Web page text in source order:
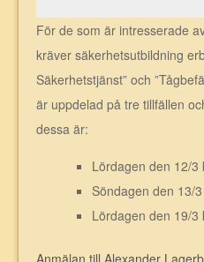
För de som är intresserade
kräver säkerhetsutbildning
Säkerhetstjänst” och
är uppdelad på tre tillfällen
dessa är:
Lördagen den 12/3
Söndagen den 13/
Lördagen den 19/3
Anmälan till Alexander